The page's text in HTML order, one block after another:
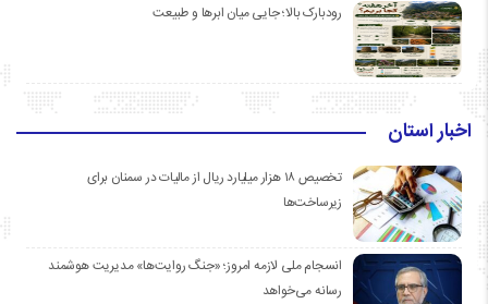
رودبارک بالا؛ جایی میان ابرها و طبیعت
اخبار استان
تخصیص ۱۸ هزار میلیارد ریال از مالیات در سمنان برای
زیرساخت‌ها
انسجام ملی لازمه امروز؛ «جنگ روایت‌ها» مدیریت هوشمند
رسانه می‌خواهد